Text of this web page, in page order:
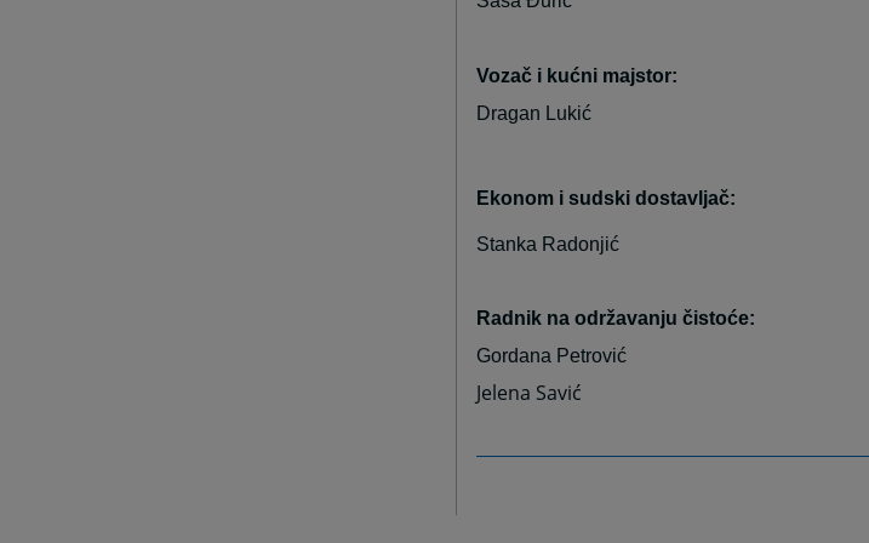
Vozač i kućni majstor:
Dragan Lukić
Ekonom i sudski dostavljač:
Stanka Radonjić
Radnik na održavanju čistoće:
Gordana Petrović
Jelena Savić